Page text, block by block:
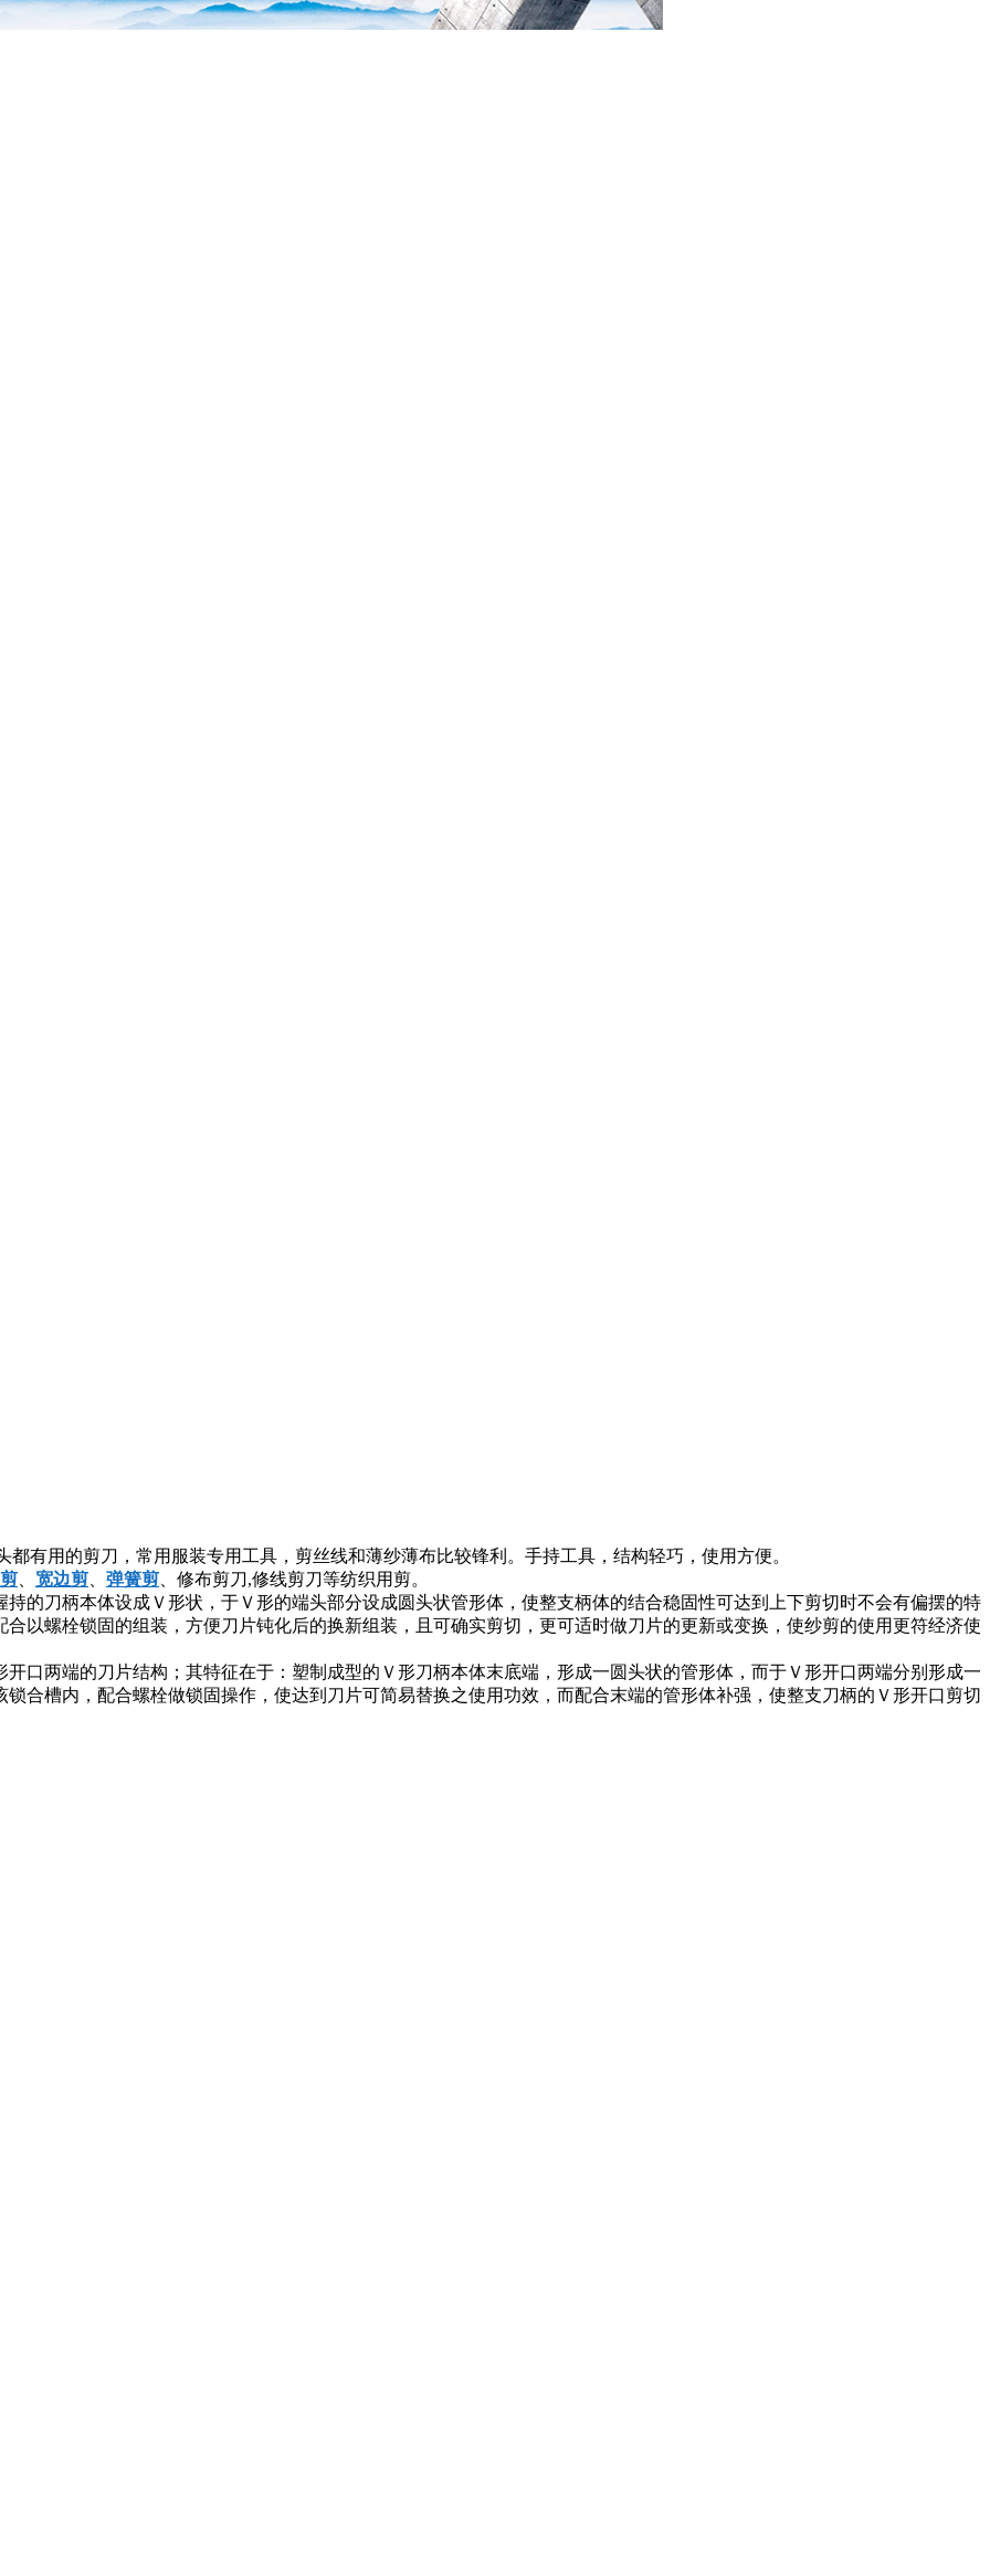
都有用的剪刀，常用服装专用工具，剪丝线和薄纱薄布比较锋利。手持工具，结构轻巧，使用方便。
宽边剪 弹簧剪 、修布剪刀,修线剪刀等纺织用剪。
的刀柄本体设成Ｖ形状，于Ｖ形的端头部分设成圆头状管形体，使整支柄体的结合稳固性可达到上下剪切时不会有偏摆的特
以螺栓锁固的组装，方便刀片钝化后的换新组装，且可确实剪切，更可适时做刀片的更新或变换，使纱剪的使用更符经济使
口两端的刀片结构；其特征在于：塑制成型的Ｖ形刀柄本体末底端，形成一圆头状的管形体，而于Ｖ形开口两端分别形成一
合槽内，配合螺栓做锁固操作，使达到刀片可简易替换之使用功效，而配合末端的管形体补强，使整支刀柄的Ｖ形开口剪切